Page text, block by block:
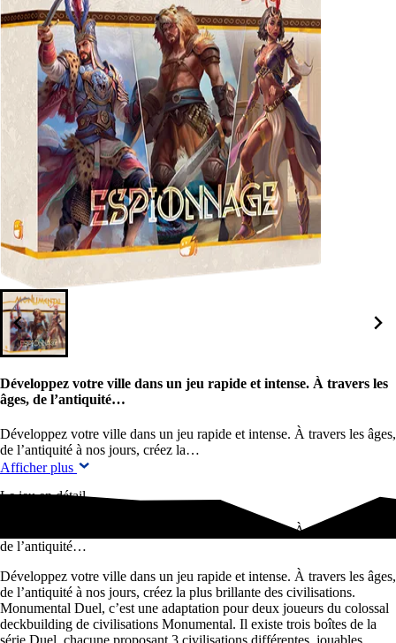
Développez votre ville dans un jeu rapide et intense. À travers les
âges, de l’antiquité…
Développez votre ville dans un jeu rapide et intense. À travers les âges,
de l’antiquité à nos jours, créez la…
Afficher plus
Le jeu en détail
Développez votre ville dans un jeu rapide et intense. À travers les âges,
de l’antiquité…
Développez votre ville dans un jeu rapide et intense. À travers les âges,
de l’antiquité à nos jours, créez la plus brillante des civilisations.
Monumental Duel, c’est une adaptation pour deux joueurs du colossal
deckbuilding de civilisations Monumental. Il existe trois boîtes de la
série Duel, chacune proposant 3 civilisations différentes, jouables